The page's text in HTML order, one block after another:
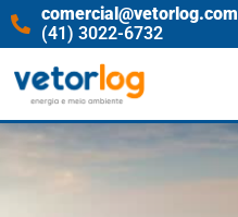
comercial@vetorlog.com
(41) 3022-6732